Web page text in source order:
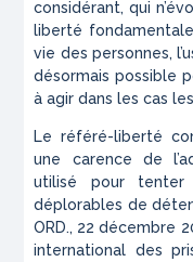
considérant, qui
liberté
vie des personnes,
désormais possible
à agir dans les cas
Le référé-liberté
une carence de
utilisé pour
déplorables de
ORD., 22 décembre
international des